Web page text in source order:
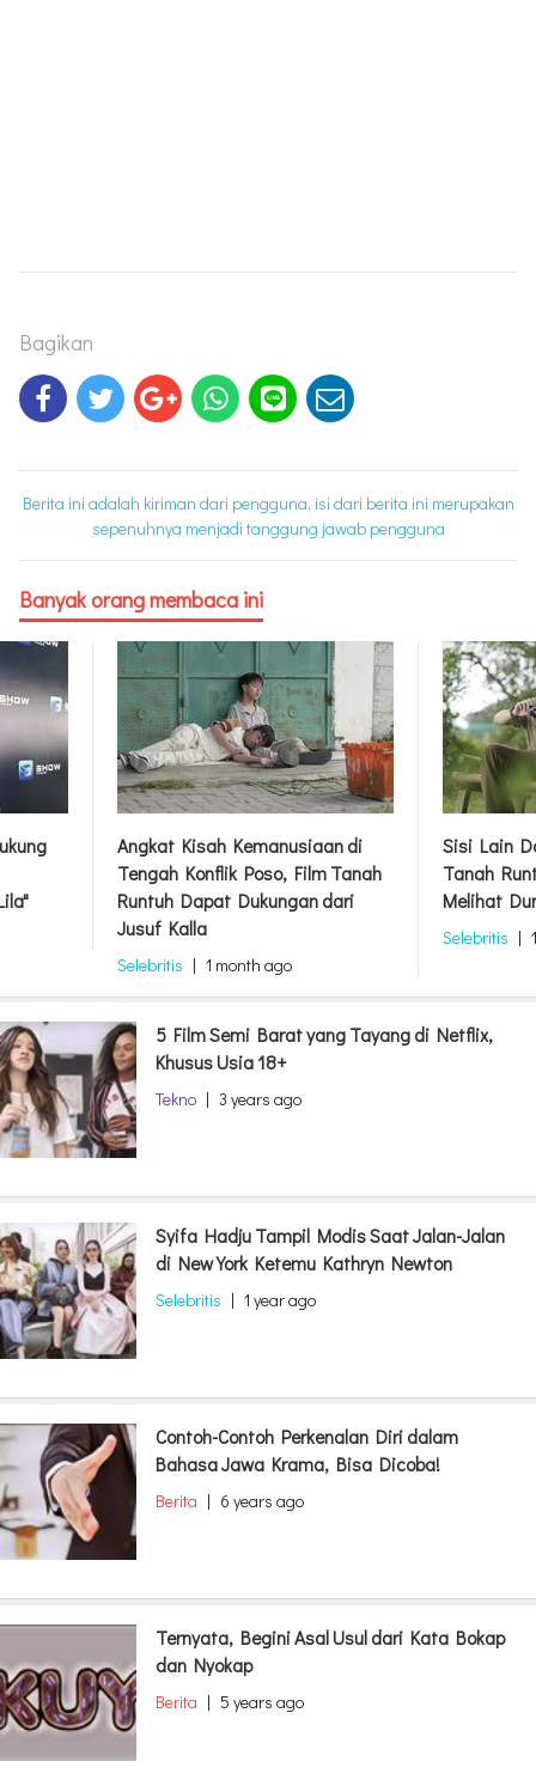
Bagikan
Berita ini adalah kiriman dari pengguna, isi dari berita ini merupakan
sepenuhnya menjadi tanggung jawab pengguna
Banyak orang membaca ini
Angkat Kisah Kemanusiaan di
Tengah Konflik Poso, Film Tanah
Runtuh Dapat Dukungan dari
Jusuf Kalla
Selebritis | 1 month ago
Sisi Lain
Tanah
Melihat
Selebritis |
5 Film Semi Barat yang Tayang di Netflix,
Khusus Usia 18+
Tekno | 3 years ago
Syifa Hadju Tampil Modis Saat Jalan-Jalan
di New York Ketemu Kathryn Newton
Selebritis | 1 year ago
Contoh-Contoh Perkenalan Diri dalam
Bahasa Jawa Krama, Bisa Dicoba!
Berita | 6 years ago
Ternyata, Begini Asal Usul dari Kata Bokap
dan Nyokap
Berita | 5 years ago